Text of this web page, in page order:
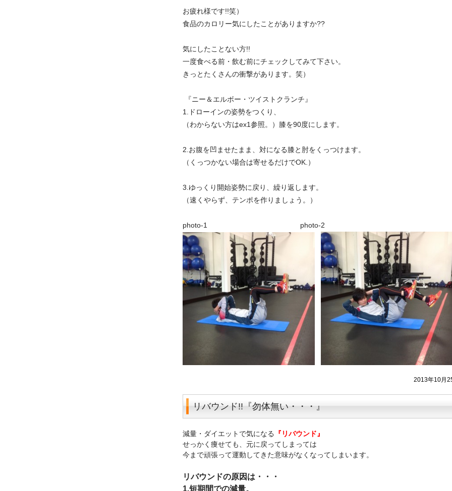
お疲れ様です!!笑）
食品のカロリー気にしたことがありますか??
気にしたことない方!!
一度食べる前・飲む前にチェックしてみて下さい。
きっとたくさんの衝撃があります。笑）
『ニー＆エルボー・ツイストクランチ』
1.ドローインの姿勢をつくり、
（わからない方はex1参照。）膝を90度にします。
2.お腹を凹ませたまま、対になる膝と肘をくっつけます。
（くっつかない場合は寄せるだけでOK.）
3.ゆっくり開始姿勢に戻り、繰り返します。
（速くやらず、テンポを作りましょう。）
photo-1 photo-2
2013年10月
リバウンド!!『勿体無い・・・』
減量・ダイエットで気になる
『リバウンド』
せっかく痩せても、元に戻ってしまっては
今まで頑張って運動してきた意味がなくなってしまいます。
リバウンドの原因は・・・
1.短期間での減量。